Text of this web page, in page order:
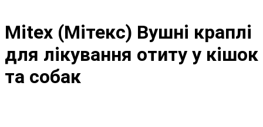
Mitex (Мітекс) Вушні краплі
для лікування отиту у кішок
та собак